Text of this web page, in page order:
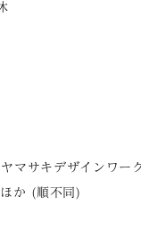
マサキデザインワー
か (順不同)